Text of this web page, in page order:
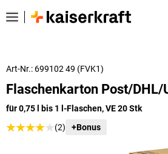
Art-Nr.: 699102 49 (FVK1)
Flaschenkarton Post/DHL/
für 0,75 l bis 1 l-Flaschen, VE 20 Stk
(2)
+Bonus